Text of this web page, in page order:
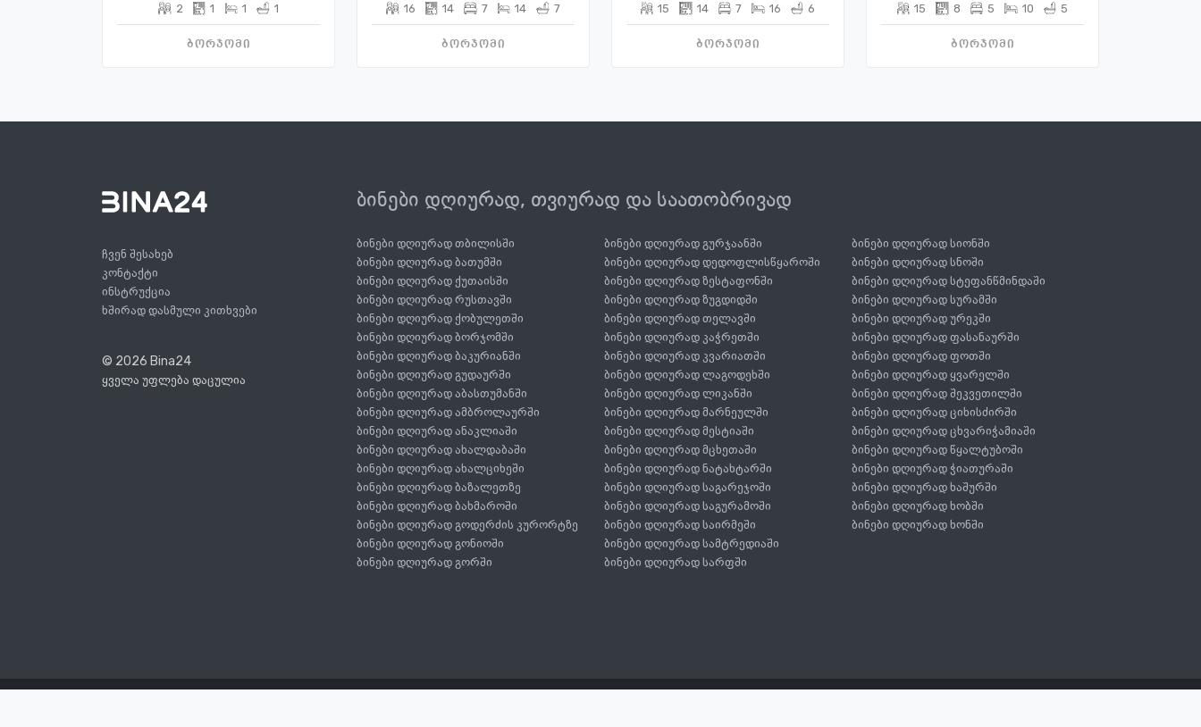
2 1 1 1
ბორჯომი
16 14 7 14 7
ბორჯომი
15 14 7 16 6
ბორჯომი
15 8 5 10 5
ბორჯომი
ჩვენ შესახებ
კონტაქტი
ინსტრუქცია
ხშირად დასმული კითხვები
© 2026 Bina24
ყველა უფლება დაცულია
ბინები დღიურად, თვიურად და საათობრივად
ბინები დღიურად თბილისში
ბინები დღიურად ბათუმში
ბინები დღიურად ქუთაისში
ბინები დღიურად რუსთავში
ბინები დღიურად ქობულეთში
ბინები დღიურად ბორჯომში
ბინები დღიურად ბაკურიანში
ბინები დღიურად გუდაურში
ბინები დღიურად აბასთუმანში
ბინები დღიურად ამბროლაურში
ბინები დღიურად ანაკლიაში
ბინები დღიურად ახალდაბაში
ბინები დღიურად ახალციხეში
ბინები დღიურად ბაზალეთზე
ბინები დღიურად ბახმაროში
ბინები დღიურად გოდერძის კურორტზე
ბინები დღიურად გონიოში
ბინები დღიურად გორში
ბინები დღიურად გურჯაანში
ბინები დღიურად დედოფლისწყაროში
ბინები დღიურად ზესტაფონში
ბინები დღიურად ზუგდიდში
ბინები დღიურად თელავში
ბინები დღიურად კაჭრეთში
ბინები დღიურად კვარიათში
ბინები დღიურად ლაგოდეხში
ბინები დღიურად ლიკანში
ბინები დღიურად მარნეულში
ბინები დღიურად მესტიაში
ბინები დღიურად მცხეთაში
ბინები დღიურად ნატახტარში
ბინები დღიურად საგარეჯოში
ბინები დღიურად საგურამოში
ბინები დღიურად საირმეში
ბინები დღიურად სამტრედიაში
ბინები დღიურად სარფში
ბინები დღიურად სიონში
ბინები დღიურად სნოში
ბინები დღიურად სტეფანწმინდაში
ბინები დღიურად სურამში
ბინები დღიურად ურეკში
ბინები დღიურად ფასანაურში
ბინები დღიურად ფოთში
ბინები დღიურად ყვარელში
ბინები დღიურად შეკვეთილში
ბინები დღიურად ციხისძირში
ბინები დღიურად ცხვარიჭამიაში
ბინები დღიურად წყალტუბოში
ბინები დღიურად ჭიათურაში
ბინები დღიურად ხაშურში
ბინები დღიურად ხობში
ბინები დღიურად ხონში